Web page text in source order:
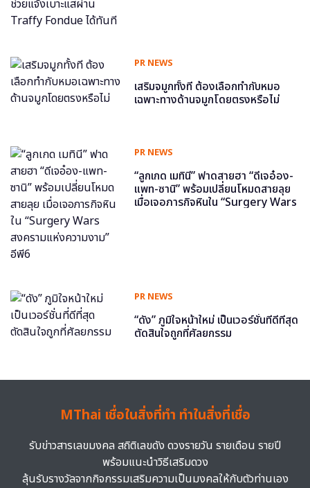
PR NEWS
เสริมจมูกทั้งที ต้องเลือกทำกับหมอ
เฉพาะทางด้านจมูกโดยตรงหรือไม่
PR NEWS
“ลูกเกด เมทินี” ฟาดสายฮา “ดีเจอ๋อง-
แพท-ซานิ” พร้อมเปลี่ยนโหมดสายลุย
เมื่อเจอภารกิจหินใน “Surgery Wars
PR NEWS
“ดัง” ภูมิใจหน้าใหม่ เป็นเวอร์ชั่นที่ดีที่สุด
ตัดสินใจถูกที่ศัลยกรรม
MThai เชื่อในสิ่งที่ทำ ทำในสิ่งที่เชื่อ
รับข่าวสารเลขมงคล สถิติเลขดัง ดวงรายวัน รายเดือน รายปี
พร้อมแนะนำวิธีเสริมดวง
ลุ้นรับรางวัลจากกิจกรรมเสริมความเป็นมงคลให้กับตัวท่านเอง